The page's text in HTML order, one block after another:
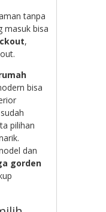
tanpa
masuk bisa
,
bisa
pilihan
dan
gorden